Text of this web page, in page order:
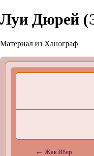
Луи Дюрей
Материал из Ханограф
← Жак Ибер